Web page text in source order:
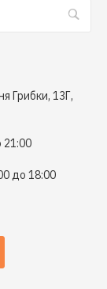
Грибки, 13Г,
21:00
до 18:00